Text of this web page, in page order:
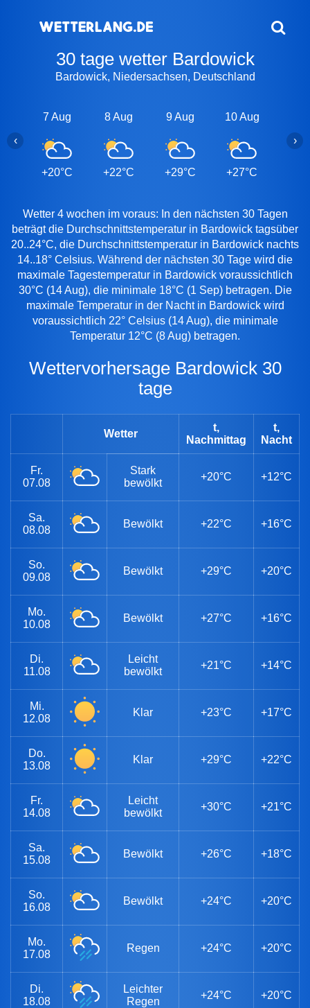
30 tage wetter Bardowick
Bardowick, Niedersachsen, Deutschland
7 Aug
+20°C
8 Aug
+22°C
9 Aug
+29°C
10 Aug
+27°C
‹ ›
Wetter 4 wochen im voraus: In den nächsten 30 Tagen
beträgt die Durchschnittstemperatur in Bardowick tagsüber
20..24°C, die Durchschnittstemperatur in Bardowick nachts
14..18° Celsius. Während der nächsten 30 Tage wird die
maximale Tagestemperatur in Bardowick voraussichtlich
30°C (14 Aug), die minimale 18°C (1 Sep) betragen. Die
maximale Temperatur in der Nacht in Bardowick wird
voraussichtlich 22° Celsius (14 Aug), die minimale
Temperatur 12°C (8 Aug) betragen.
Wettervorhersage Bardowick 30
tage
Wetter
t,
Nachmittag
t,
Nacht
Fr.
07.08
Stark
bewölkt
+20°C +12°C
Sa.
08.08
Bewölkt +22°C +16°C
So.
09.08
Bewölkt +29°C +20°C
Mo.
10.08
Bewölkt +27°C +16°C
Di.
11.08
Leicht
bewölkt
+21°C +14°C
Mi.
12.08
Klar +23°C +17°C
Do.
13.08
Klar +29°C +22°C
Fr.
14.08
Leicht
bewölkt
+30°C +21°C
Sa.
15.08
Bewölkt +26°C +18°C
So.
16.08
Bewölkt +24°C +20°C
Mo.
17.08
Regen +24°C +20°C
Di.
18.08
Leichter
Regen
+24°C +20°C